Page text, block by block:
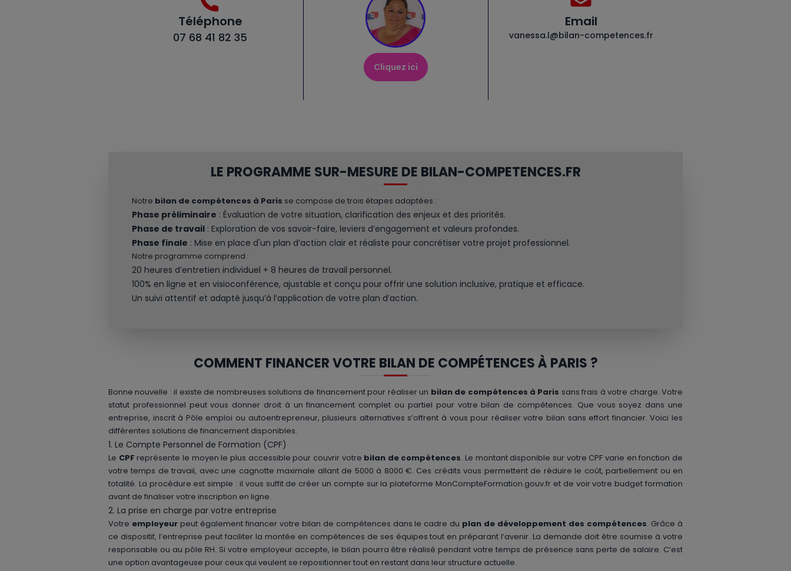
Téléphone
07 68 41 82 35
Cliquez ici
Email
vanessa.l@bilan-competences.fr
LE PROGRAMME SUR-MESURE DE BILAN-COMPETENCES.FR
Notre bilan de compétences à Paris se compose de trois étapes adaptées :
Phase préliminaire : Évaluation de votre situation, clarification des enjeux et des priorités.
Phase de travail : Exploration de vos savoir-faire, leviers d’engagement et valeurs profondes.
Phase finale : Mise en place d'un plan d’action clair et réaliste pour concrétiser votre projet professionnel.
Notre programme comprend :
20 heures d’entretien individuel + 8 heures de travail personnel.
100% en ligne et en visioconférence, ajustable et conçu pour offrir une solution inclusive, pratique et efficace.
Un suivi attentif et adapté jusqu’à l’application de votre plan d’action.
COMMENT FINANCER VOTRE BILAN DE COMPÉTENCES À PARIS ?
Bonne nouvelle : il existe de nombreuses solutions de financement pour réaliser un bilan de compétences à Paris sans frais à votre charge. Votre
statut professionnel peut vous donner droit à un financement complet ou partiel pour votre bilan de compétences. Que vous soyez dans une
entreprise, inscrit à Pôle emploi ou autoentrepreneur, plusieurs alternatives s’offrent à vous pour réaliser votre bilan sans effort financier. Voici les
différentes solutions de financement disponibles.
1. Le Compte Personnel de Formation (CPF)
Le CPF représente le moyen le plus accessible pour couvrir votre bilan de compétences. Le montant disponible sur votre CPF varie en fonction de
votre temps de travail, avec une cagnotte maximale allant de 5000 à 8000 €. Ces crédits vous permettent de réduire le coût, partiellement ou en
totalité. La procédure est simple : il vous suffit de créer un compte sur la plateforme MonCompteFormation.gouv.fr et de voir votre budget formation
avant de finaliser votre inscription en ligne.
2. La prise en charge par votre entreprise
Votre employeurpeut également financer votre bilan de compétences dans le cadre du plan de développement des compétences. Grâce à
ce dispositif, l’entreprise peut faciliter la montée en compétences de ses équipes tout en préparant l’avenir. La demande doit être soumise à votre
responsable ou au pôle RH. Si votre employeur accepte, le bilan pourra être réalisé pendant votre temps de présence sans perte de salaire. C’est
une option avantageuse pour ceux qui veulent se repositionner tout en restant dans leur structure actuelle.